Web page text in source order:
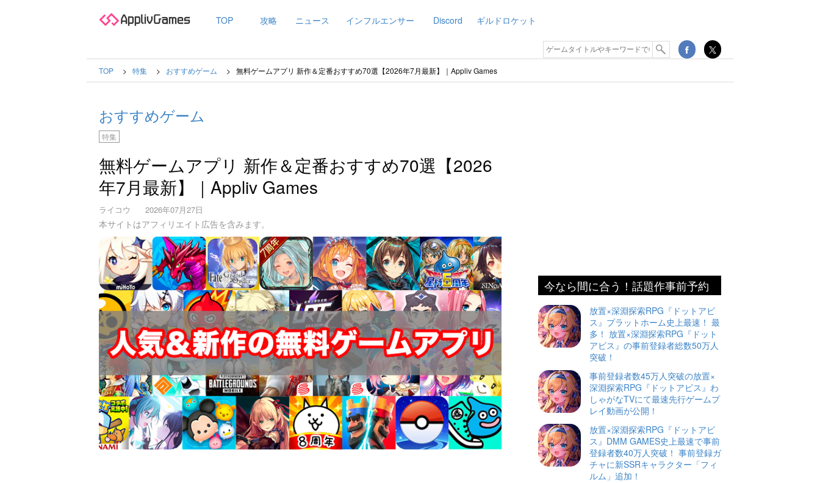
TOP 攻略 ニュース インフルエンサー Discord ギルドロケット
TOP 特集 おすすめゲーム 無料ゲームアプリ 新作＆定番おすすめ70選【2026年7月最新】｜Appliv Games
おすすめゲーム
特集
無料ゲームアプリ 新作＆定番おすすめ70選【2026
年7月最新】｜Appliv Games
ライコウ 2026年07月27日
本サイトはアフィリエイト広告を含みます。
今なら間に合う！話題作事前予約
放置×深淵探索RPG『ドットアビ
ス』プラットホーム史上最速！ 最
多！ 放置×深淵探索RPG『ドット
アビス』の事前登録者総数50万人
突破！
事前登録者数45万人突破の放置×
深淵探索RPG『ドットアビス』わ
しゃがなTVにて最速先行ゲームプ
レイ動画が公開！
放置×深淵探索RPG『ドットアビ
ス』DMM GAMES史上最速で事前
登録者数40万人突破！ 事前登録ガ
チャに新SSRキャラクター「フィ
ルム」追加！